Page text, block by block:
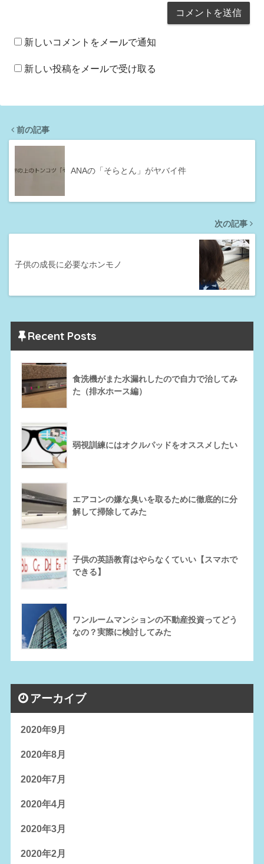
新しいコメントをメールで通知
新しい投稿をメールで受け取る
前の記事
ANAの「そらとん」がヤバイ件
次の記事
子供の成長に必要なホンモノ
Recent Posts
食洗機がまた水漏れしたので自力で治してみ
た（排水ホース編）
弱視訓練にはオクルパッドをオススメしたい
エアコンの嫌な臭いを取るために徹底的に分
解して掃除してみた
子供の英語教育はやらなくていい【スマホで
できる】
ワンルームマンションの不動産投資ってどう
なの？実際に検討してみた
アーカイブ
2020年9月
2020年8月
2020年7月
2020年4月
2020年3月
2020年2月